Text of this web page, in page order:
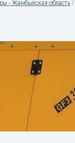
- Жамбылская область